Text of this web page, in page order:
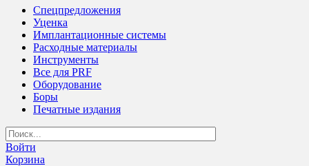
Спецпредложения
Уценка
Имплантационные системы
Расходные материалы
Инструменты
Все для PRF
Оборудование
Боры
Печатные издания
Войти
Корзина